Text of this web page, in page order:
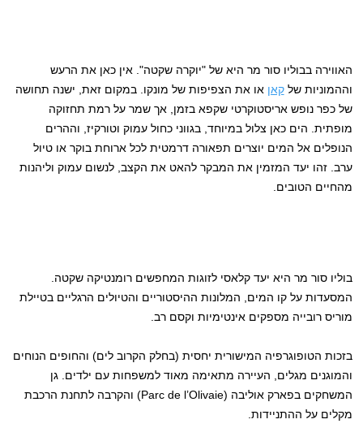
האווירה בבוליו סור מר היא של "יוקרה שקטה". אין כאן את הרעש
וההמוניות שלקאן או את הצפיפות של מונקו. במקום זאת, ישנה תחושה
של כפר נופש אריסטוקרטי שקפא בזמן, אך שמר על רמת תחזוקה
מופתית. הים כאן צלול במיוחד, בגווני כחול עמוק וטורקיז, וההרים
הנופלים אל המים יוצרים תפאורה דרמטית לכל ארוחת בוקר או טיול
ערב. זהו יעד המזמין את המבקר להאט את הקצב, לנשום עמוק וליהנות
מהחיים הטובים.
בוליו סור מר היא יעד קלאסי לזוגות המחפשים רומנטיקה שקטה.
המסעדות על קו המים, המלונות ההיסטוריים והטיולים הרגליים בטיילת
מוריס רובייה מספקים אינטימיות וקסם רב.
בזכות הטופוגרפיה המישורית יחסית (בחלק הקרוב לים) והחופים הנוחים
והמוגנים מגלים, העיירה מתאימה מאוד למשפחות עם ילדים. גן
המשחקים בפארק אוליבה (Parc de l’Olivaie) והקרבה לתחנת הרכבת
מקלים על ההתניידות.